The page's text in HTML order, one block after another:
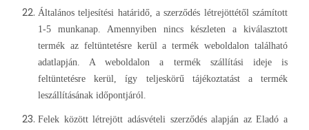
Általános teljesítési határidő, a szerződés létrejöttétől számított
1-5 munkanap. Amennyiben nincs készleten a kiválasztott
termék az feltüntetésre kerül a termék weboldalon található
adatlapján. A weboldalon a termék szállítási ideje is
feltüntetésre kerül, így teljeskörű tájékoztatást a termék
leszállításának időpontjáról.
Felek között létrejött adásvételi szerződés alapján az Eladó a